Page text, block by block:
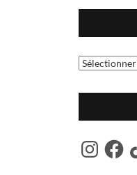
Archives
Instagram